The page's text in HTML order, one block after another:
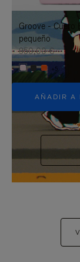
Groove - Cuero
pequeño
950,00 €
+5
AÑADIR A